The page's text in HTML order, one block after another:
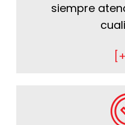
siempre